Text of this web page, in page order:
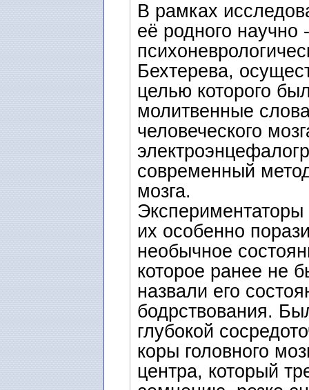
В рамках
её родного научно
Бехтерева,
целью которого
молитвенные
человеческого
современный
мозга.
Экспериментаторы
их особенно
необычное
которое ранее не
назвали его
бодрствования.
глубокой
коры головного
центра, который